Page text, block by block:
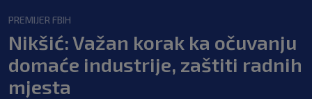
PREMIJER FBIH
Nikšić: Važan korak ka očuvanju
domaće industrije, zaštiti radnih
mjesta